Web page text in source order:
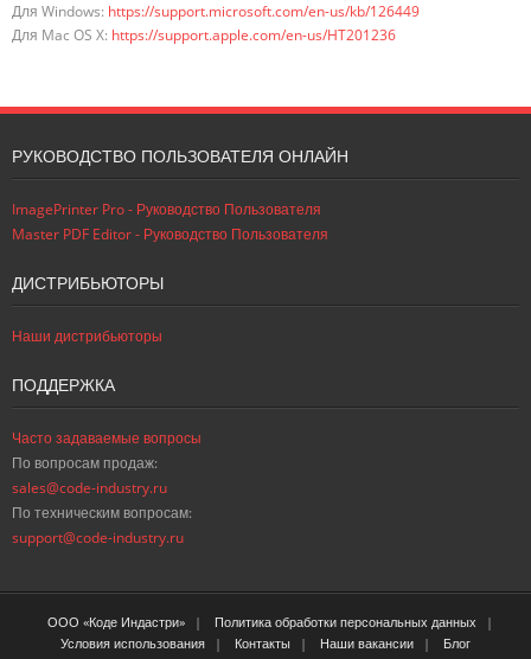
Для Windows: https://support.microsoft.com/en-us/kb/126449
Для Mac OS X: https://support.apple.com/en-us/HT201236
РУКОВОДСТВО ПОЛЬЗОВАТЕЛЯ ОНЛАЙН
ImagePrinter Pro - Руководство Пользователя
Master PDF Editor - Руководство Пользователя
ДИСТРИБЬЮТОРЫ
Наши дистрибьюторы
ПОДДЕРЖКА
Часто задаваемые вопросы
По вопросам продаж:
sales@code-industry.ru
По техническим вопросам:
support@code-industry.ru
ООО «Коде Индастри»
Политика обработки персональных данных
Условия использования
Контакты Наши вакансии Блог